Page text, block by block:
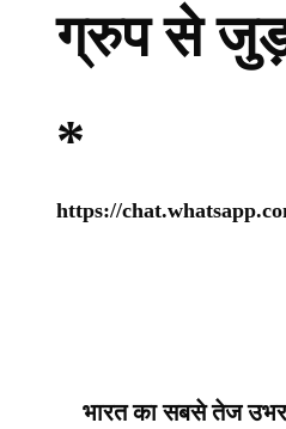
ग्रुप से
*
https://
भारत का सबसे तेज